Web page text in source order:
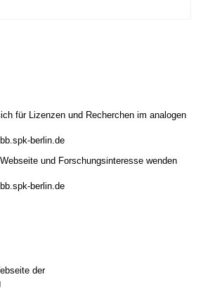
für Lizenzen und Recherchen im analogen
berlin.de
und Forschungsinteresse wenden
berlin.de
der